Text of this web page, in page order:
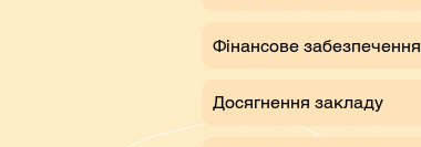
Фінансове забезпечення
Досягнення закладу